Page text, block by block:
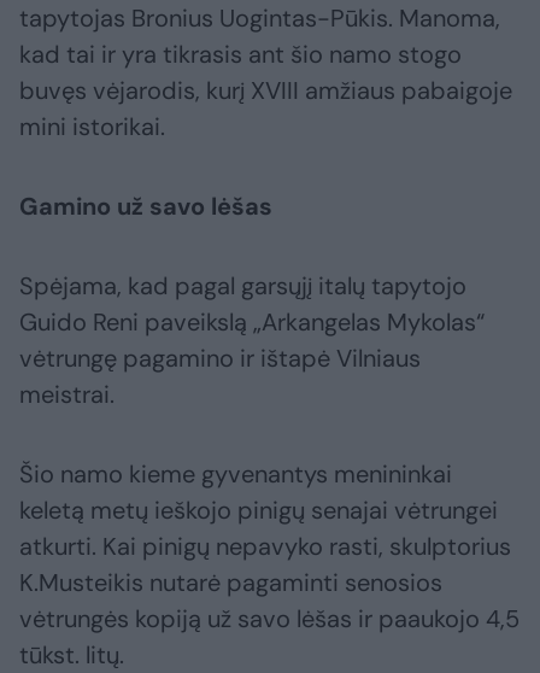
tapytojas Bronius Uogintas-Pūkis. Manoma,
kad tai ir yra tikrasis ant šio namo stogo
buvęs vėjarodis, kurį XVIII amžiaus pabaigoje
mini istorikai.
Gamino už savo lėšas
Spėjama, kad pagal garsųjį italų tapytojo
Guido Reni paveikslą „Arkangelas Mykolas“
vėtrungę pagamino ir ištapė Vilniaus
meistrai.
Šio namo kieme gyvenantys menininkai
keletą metų ieškojo pinigų senajai vėtrungei
atkurti. Kai pinigų nepavyko rasti, skulptorius
K.Musteikis nutarė pagaminti senosios
vėtrungės kopiją už savo lėšas ir paaukojo 4,5
tūkst. litų.